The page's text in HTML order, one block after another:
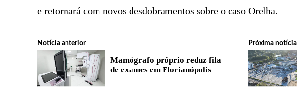
e retornará com novos desdobramentos sobre o caso Orelha.
Notícia anterior
Mamógrafo próprio reduz fila
de exames em Florianópolis
Próxima notícia